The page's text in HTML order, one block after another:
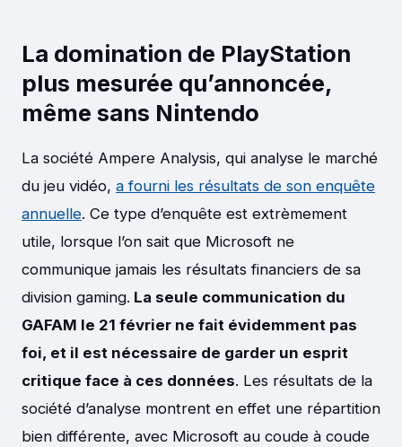
La domination de PlayStation
plus mesurée qu’annoncée,
même sans Nintendo
La société Ampere Analysis, qui analyse le marché
du jeu vidéo, a fourni les résultats de son enquête
annuelle. Ce type d’enquête est extrèmement
utile, lorsque l’on sait que Microsoft ne
communique jamais les résultats financiers de sa
division gaming. La seule communication du
GAFAM le 21 février ne fait évidemment pas
foi, et il est nécessaire de garder un esprit
critique face à ces données. Les résultats de la
société d’analyse montrent en effet une répartition
bien différente, avec Microsoft au coude à coude